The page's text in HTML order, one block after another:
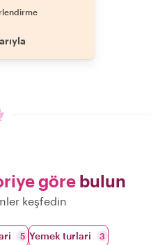
göre bulun
keşfedin
5 Yemek turlari 3